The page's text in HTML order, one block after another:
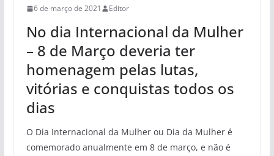
6 de março de 2021 Editor
No dia Internacional da Mulher
– 8 de Março deveria ter
homenagem pelas lutas,
vitórias e conquistas todos os
dias
O Dia Internacional da Mulher ou Dia da Mulher é
comemorado anualmente em 8 de março, e não é